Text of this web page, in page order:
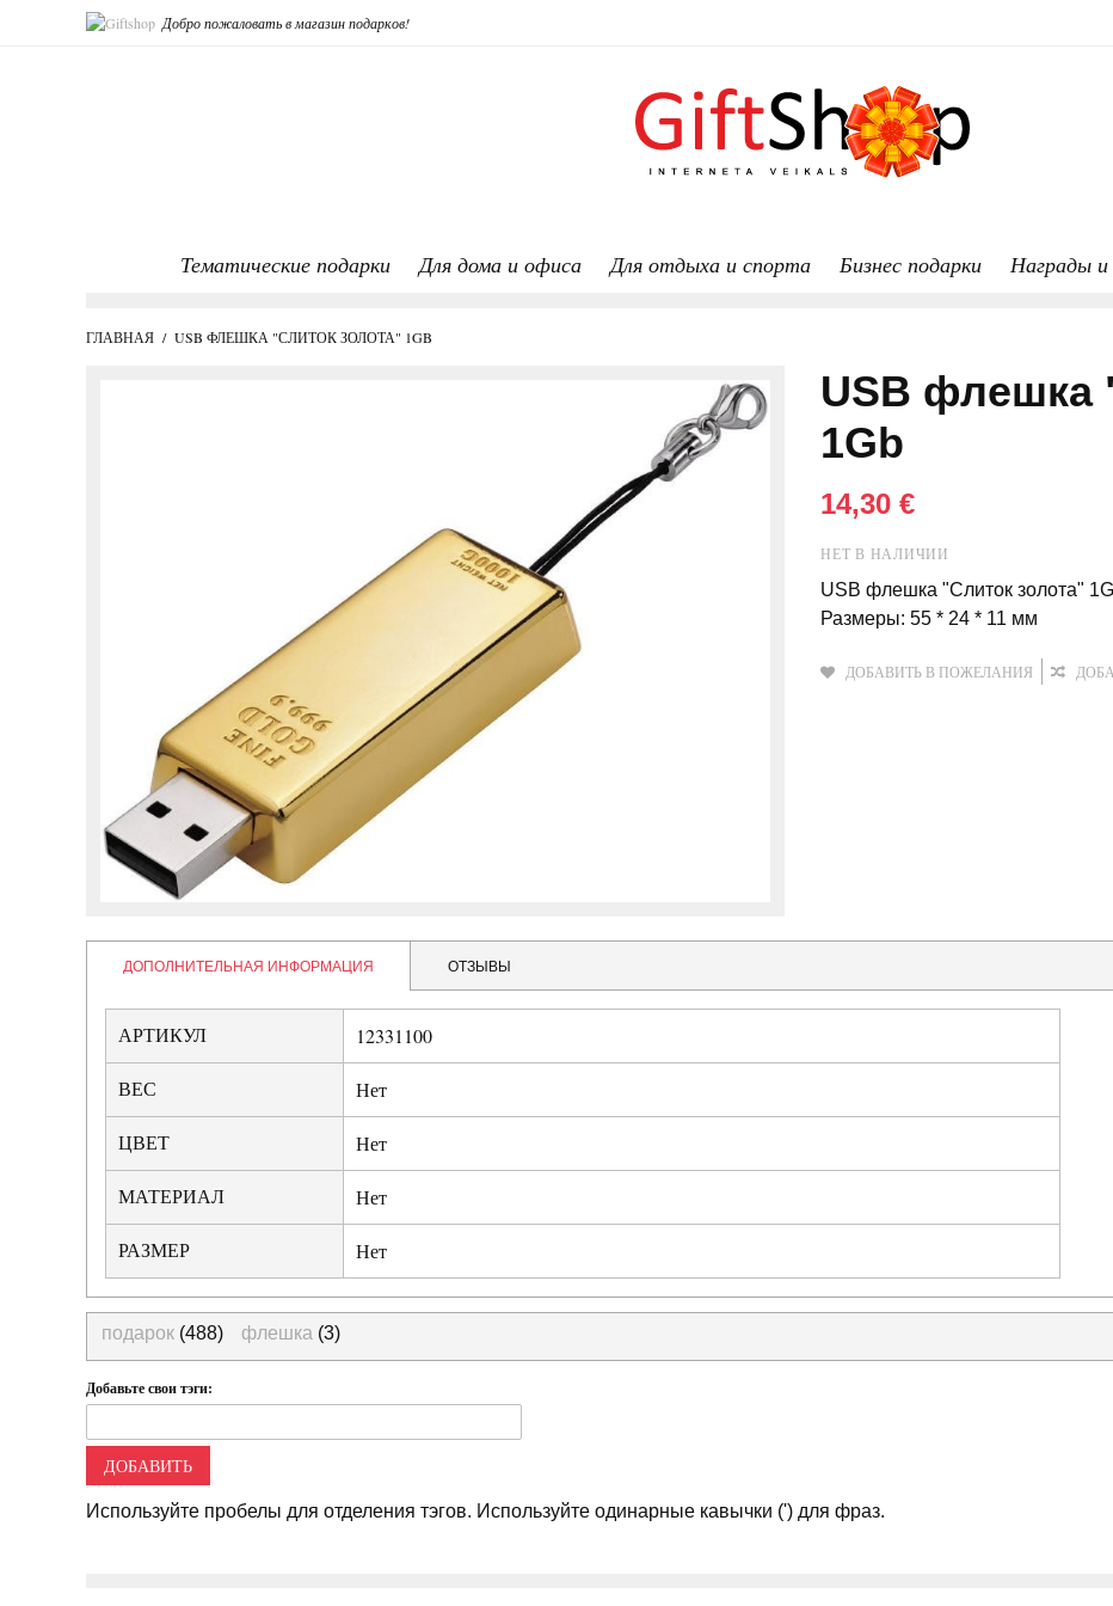
Добро пожаловать в магазин подарков!
Тематические подарки Для дома и офиса Для отдыха и спорта Бизнес подарки Награды и
ГЛАВНАЯ / USB ФЛЕШКА "СЛИТОК ЗОЛОТА" 1GB
USB флешка
1Gb
14,30 €
НЕТ В НАЛИЧИИ
USB флешка "Слиток золота"
Размеры: 55 * 24 * 11 мм
ДОБАВИТЬ В ПОЖЕЛАНИЯ
ДОПОЛНИТЕЛЬНАЯ ИНФОРМАЦИЯ ОТЗЫВЫ
АРТИКУЛ 12331100
ВЕС Нет
ЦВЕТ Нет
МАТЕРИАЛ Нет
РАЗМЕР Нет
подарок (488) флешка (3)
Добавьте свои тэги:
ДОБАВИТЬ
Используйте пробелы для отделения тэгов. Используйте одинарные кавычки (') для фраз.